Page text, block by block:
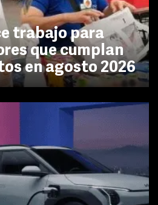
trabajo para
que cumplan
en agosto 2026